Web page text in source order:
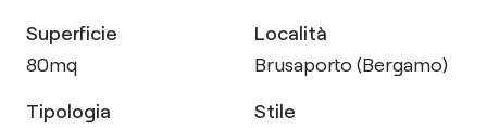
Superficie
80mq
Località
Brusaporto (Bergamo)
Tipologia
Stile